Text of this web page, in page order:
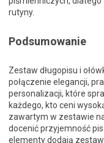
rutyny.
Podsumowanie
Zestaw długopisu i
połączenie elegancji,
personalizacji, które
każdego, kto ceni
zawartym w zestawie
docenić przyjemność
elementy dodają